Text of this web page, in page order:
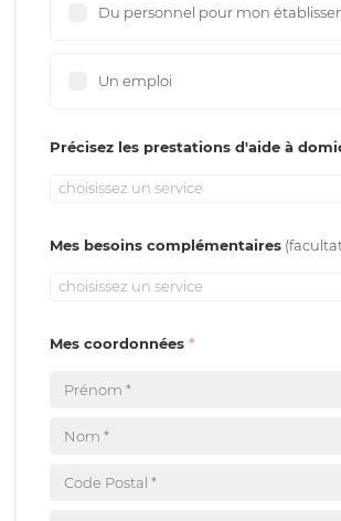
Du personnel pour mon
Un emploi
Précisez les prestations d'aide à
choisissez un service
Mes besoins complémentaires
choisissez un service
Mes coordonnées